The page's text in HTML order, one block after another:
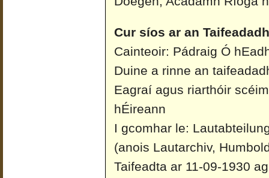
Cur síos ar an
Cainteoir: Pádraig Ó
Duine a rinne an
Eagraí agus riarthóir
hÉireann
I gcomhar le:
(anois Lautarchiv,
Taifeadta ar 11-09-1930